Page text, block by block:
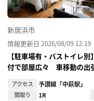
新居浜市
情報更新日 2026/08/09 12:19
【駐車場有・バストイレ
付で部屋広々 車移動の出
アクセス 予讃線「中萩駅」
間取り 1R